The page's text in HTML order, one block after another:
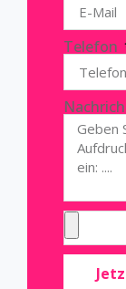
Telefon